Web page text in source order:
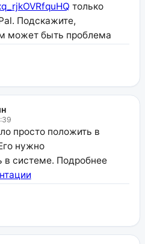
только
Подскажите,
может быть проблема
просто положить в
нужно
в системе. Подробнее